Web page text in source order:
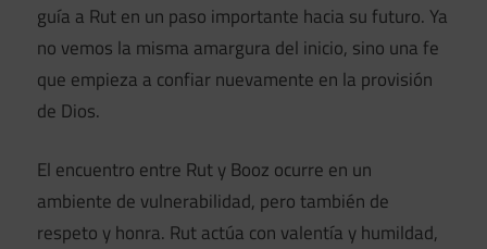
guía a Rut en un paso importante hacia su futuro. Ya
no vemos la misma amargura del inicio, sino una fe
que empieza a confiar nuevamente en la provisión
de Dios.
El encuentro entre Rut y Booz ocurre en un
ambiente de vulnerabilidad, pero también de
respeto y honra. Rut actúa con valentía y humildad,